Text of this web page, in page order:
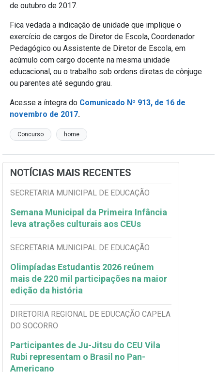
de outubro de 2017.
Fica vedada a indicação de unidade que implique o
exercício de cargos de Diretor de Escola, Coordenador
Pedagógico ou Assistente de Diretor de Escola, em
acúmulo com cargo docente na mesma unidade
educacional, ou o trabalho sob ordens diretas de cônjuge
ou parentes até segundo grau.
Acesse a íntegra do Comunicado Nº 913, de 16 de
novembro de 2017.
Concurso home
NOTÍCIAS MAIS RECENTES
SECRETARIA MUNICIPAL DE EDUCAÇÃO
Semana Municipal da Primeira Infância
leva atrações culturais aos CEUs
SECRETARIA MUNICIPAL DE EDUCAÇÃO
Olimpíadas Estudantis 2026 reúnem
mais de 220 mil participações na maior
edição da história
DIRETORIA REGIONAL DE EDUCAÇÃO CAPELA
DO SOCORRO
Participantes de Ju-Jitsu do CEU Vila
Rubi representam o Brasil no Pan-
Americano